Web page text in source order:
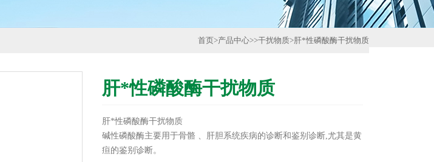
首页>产品中心>>干扰物质>肝*性磷酸酶干扰物质
肝*性磷酸酶干扰物质
肝*性磷酸酶干扰物质
碱性磷酸酶主要用于骨骼 、肝胆系统疾病的诊断和鉴别诊断,尤其是黄
疸的鉴别诊断。